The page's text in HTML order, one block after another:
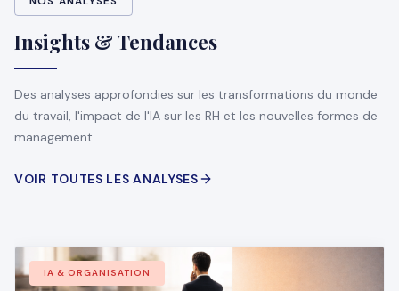
Insights & Tendances
Des analyses approfondies sur les transformations du monde
du travail, l'impact de l'IA sur les RH et les nouvelles formes de
management.
VOIR TOUTES LES ANALYSES
IA & ORGANISATION